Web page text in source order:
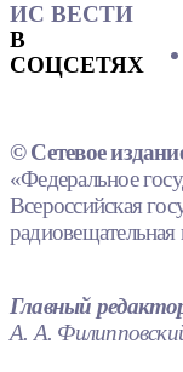
ИС ВЕСТИ
В
СОЦСЕТЯХ
© Сетевое
«Федеральное
Всероссийская
Главный
А. А.